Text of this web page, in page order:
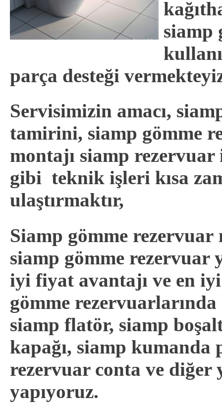
siamp
parça desteği
Servisimizin amacı,
tamirini, siamp gömme
montajı siamp rezervuar
gibi teknik işleri kısa
ulaştırmaktır,
Siamp gömme
siamp gömme rezervuar
iyi fiyat avantajı ve en
gömme
siamp flatör, siamp
kapağı, siamp kumanda
rezervuar conta ve diğer
yapıyoruz.